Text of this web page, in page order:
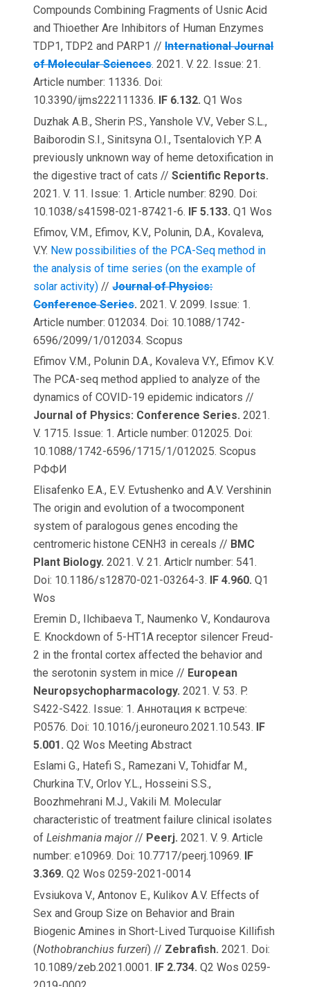
Compounds Combining Fragments of Usnic Acid
and Thioether Are Inhibitors of Human Enzymes
TDP1, TDP2 and PARP1 //International Journal
of Molecular Sciences. 2021. V. 22. Issue: 21.
Article number: 11336. Doi:
10.3390/ijms222111336.
IF 6.132. Q1 Wos
Duzhak A.B., Sherin P.S., Yanshole V.V., Veber S.L.,
Baiborodin S.I., Sinitsyna O.I., Tsentalovich Y.P. A
previously unknown way of heme detoxification in
the digestive tract of cats //Scientific Reports.
2021. V. 11. Issue: 1. Article number: 8290. Doi:
10.1038/s41598-021-87421-6. IF 5.133. Q1 Wos
Efimov, V.M., Efimov, K.V., Polunin, D.A., Kovaleva,
V.Y. New possibilities of the PCA-Seq method in
the analysis of time series (on the example of
solar activity) //Journal of Physics:
Conference Series. 2021. V. 2099. Issue: 1.
Article number: 012034. Doi: 10.1088/1742-
6596/2099/1/012034. Scopus
Efimov V.M., Polunin D.A., Kovaleva V.Y., Efimov K.V.
The PCA-seq method applied to analyze of the
dynamics of COVID-19 epidemic indicators //
Journal of Physics: Conference Series.2021.
V. 1715. Issue: 1. Article number: 012025. Doi:
10.1088/1742-6596/1715/1/012025. Scopus
РФФИ
Elisafenko E.A., E.V. Evtushenko and A.V. Vershinin
The origin and evolution of a twocomponent
system of paralogous genes encoding the
centromeric histone CENH3 in cereals // BMC
Plant Biology. 2021. V. 21. Articlr number: 541.
Doi: 10.1186/s12870-021-03264-3. IF 4.960. Q1
Wos
Eremin D., Ilchibaeva T., Naumenko V., Kondaurova
E. Knockdown of 5-HT1A receptor silencer Freud-
2 in the frontal cortex affected the behavior and
the serotonin system in mice // European
Neuropsychopharmacology. 2021. V. 53. P.
S422-S422. Issue: 1. Аннотация к встрече:
P.0576. Doi: 10.1016/j.euroneuro.2021.10.543.
IF
5.001. Q2 Wos Meeting Abstract
Eslami G., Hatefi S., Ramezani V., Tohidfar M.,
Churkina T.V., Orlov Y.L., Hosseini S.S.,
Boozhmehrani M.J., Vakili M. Molecular
characteristic of treatment failure clinical isolates
ofLeishmania major// Peerj. 2021. V. 9. Article
number: e10969. Doi: 10.7717/peerj.10969.
IF
3.369.Q2 Wos 0259-2021-0014
Evsiukova V., Antonov E., Kulikov A.V. Effects of
Sex and Group Size on Behavior and Brain
Biogenic Amines in Short-Lived Turquoise Killifish
(Nothobranchius furzeri) // Zebrafish. 2021. Doi:
10.1089/zeb.2021.0001. IF 2.734. Q2 Wos 0259-